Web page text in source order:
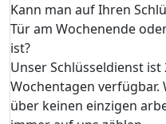
Kann man auf Ihren
Tür am Wochenende
ist?
Unser Schlüsseldienst ist
Wochentagen verfügbar.
über keinen einzigen